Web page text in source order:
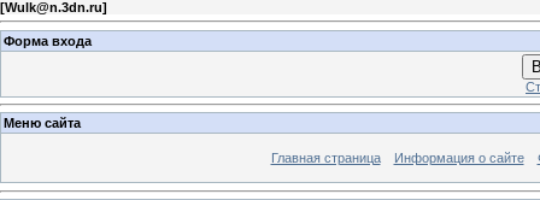
[Wulk@n.3dn.ru]
Форма входа
Меню сайта
Главная страница Информация о сайте